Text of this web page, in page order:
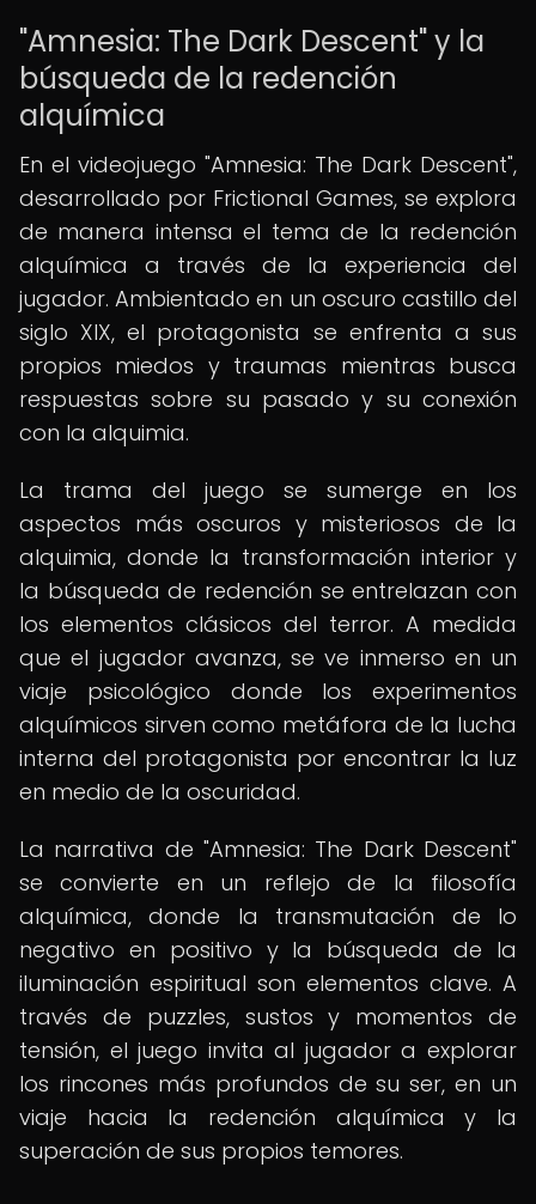
"Amnesia: The Dark Descent" y la
búsqueda de la redención
alquímica
En el videojuego "Amnesia: The Dark Descent",
desarrollado por Frictional Games, se explora
de manera intensa el tema de la redención
alquímica a través de la experiencia del
jugador. Ambientado en un oscuro castillo del
siglo XIX, el protagonista se enfrenta a sus
propios miedos y traumas mientras busca
respuestas sobre su pasado y su conexión
con la alquimia.
La trama del juego se sumerge en los
aspectos más oscuros y misteriosos de la
alquimia, donde la transformación interior y
la búsqueda de redención se entrelazan con
los elementos clásicos del terror. A medida
que el jugador avanza, se ve inmerso en un
viaje psicológico donde los experimentos
alquímicos sirven como metáfora de la lucha
interna del protagonista por encontrar la luz
en medio de la oscuridad.
La narrativa de "Amnesia: The Dark Descent"
se convierte en un reflejo de la filosofía
alquímica, donde la transmutación de lo
negativo en positivo y la búsqueda de la
iluminación espiritual son elementos clave. A
través de puzzles, sustos y momentos de
tensión, el juego invita al jugador a explorar
los rincones más profundos de su ser, en un
viaje hacia la redención alquímica y la
superación de sus propios temores.